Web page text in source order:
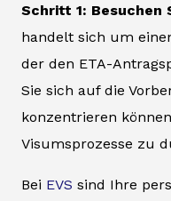
Schritt 1: Besuchen
handelt sich um
der den ETA-
Sie sich auf die
konzentrieren
Visumsprozesse zu
Bei EVS sind Ihre